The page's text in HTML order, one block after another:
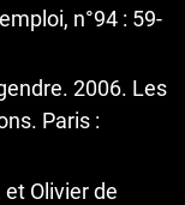
n°94 : 59-
2006. Les
Paris :
Olivier de